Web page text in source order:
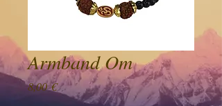
Armband Om
8,00 €Preis